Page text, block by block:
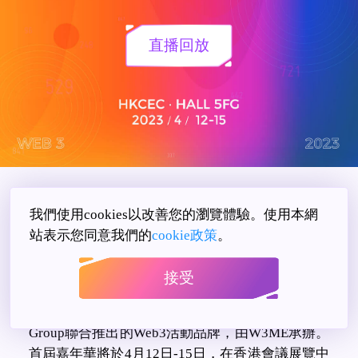
直播回放
Group聯合推出的Web3活動品牌，由W3ME承辦。
首屆嘉年華將於4月12日-15日，在香港會議展覽中
我們使用cookies以改善您的瀏覽體驗。使用本網
站表示您同意我們的cookie政策。
接受